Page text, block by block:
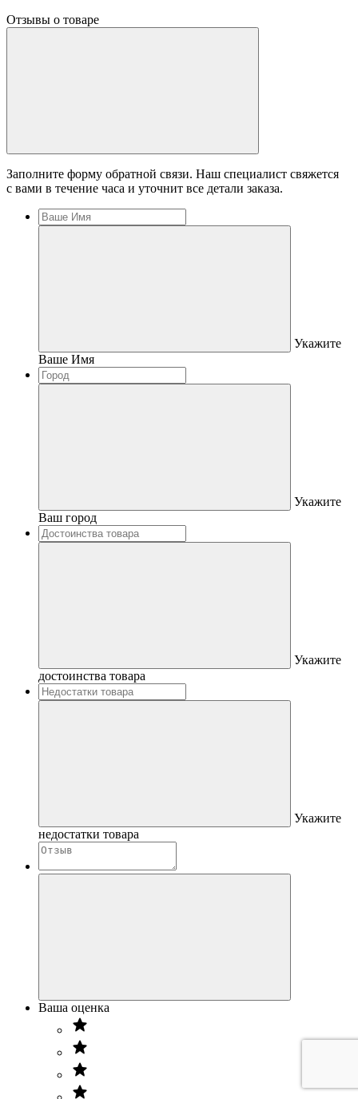
Отзывы о товаре
Заполните форму обратной связи. Наш специалист свяжется
с вами в течение часа и уточнит все детали заказа.
Укажите
Ваше Имя
Укажите
Ваш город
Укажите
достоинства товара
Укажите
недостатки товара
Ваша оценка